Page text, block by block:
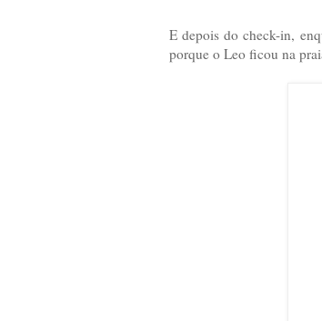
E depois do check-in,
porque o Leo ficou na